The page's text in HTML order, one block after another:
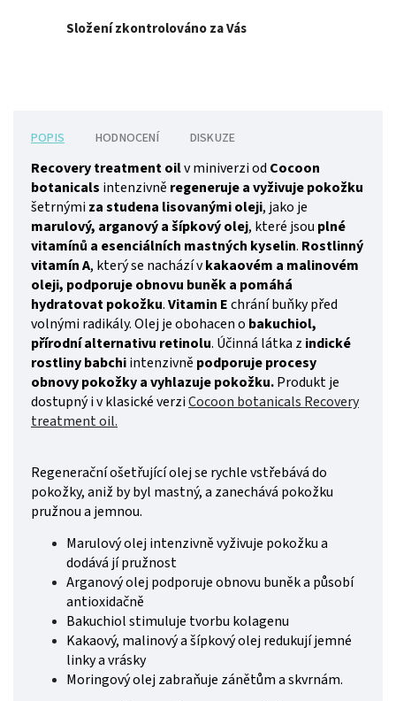
Složení zkontrolováno za Vás
POPIS HODNOCENÍ DISKUZE
Recovery treatment oilv miniverzi od Cocoon
botanicals intenzivně regeneruje a vyživuje pokožku
šetrnýmiza studena lisovanými oleji, jako je
marulový, arganový a šípkový olej, které jsou plné
vitamínů a esenciálních mastných kyselin. Rostlinný
vitamín A, který se nachází vkakaovém a malinovém
oleji, podporuje obnovu buněk a pomáhá
hydratovat pokožku.Vitamin Echrání buňky před
volnými radikály. Olej je obohacen o bakuchiol,
přírodní alternativu retinolu. Účinná látka z indické
rostliny babchiintenzivně podporuje procesy
obnovy pokožky a vyhlazuje pokožku.Produkt je
dostupný i v klasické verziCocoon botanicals Recovery
treatment oil.
Regenerační ošetřující olej se rychle vstřebává do
pokožky, aniž by byl mastný, a zanechává pokožku
pružnou a jemnou.
Marulový olej intenzivně vyživuje pokožku a
dodává jí pružnost
Arganový olej podporuje obnovu buněk a působí
antioxidačně
Bakuchiol stimuluje tvorbu kolagenu
Kakaový, malinový a šípkový olej redukují jemné
linky a vrásky
Moringový olej zabraňuje zánětům a skvrnám.